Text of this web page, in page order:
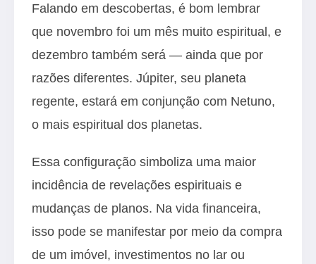
Falando em descobertas, é bom lembrar
que novembro foi um mês muito espiritual, e
dezembro também será — ainda que por
razões diferentes. Júpiter, seu planeta
regente, estará em conjunção com Netuno,
o mais espiritual dos planetas.
Essa configuração simboliza uma maior
incidência de revelações espirituais e
mudanças de planos. Na vida financeira,
isso pode se manifestar por meio da compra
de um imóvel, investimentos no lar ou